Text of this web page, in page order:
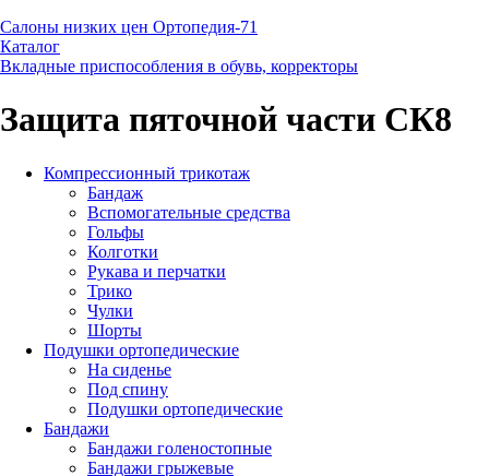
Салоны низких цен Ортопедия-71
Каталог
Вкладные приспособления в обувь, корректоры
Защита пяточной части СК8
Компрессионный трикотаж
Бандаж
Вспомогательные средства
Гольфы
Колготки
Рукава и перчатки
Трико
Чулки
Шорты
Подушки ортопедические
На сиденье
Под спину
Подушки ортопедические
Бандажи
Бандажи голеностопные
Бандажи грыжевые